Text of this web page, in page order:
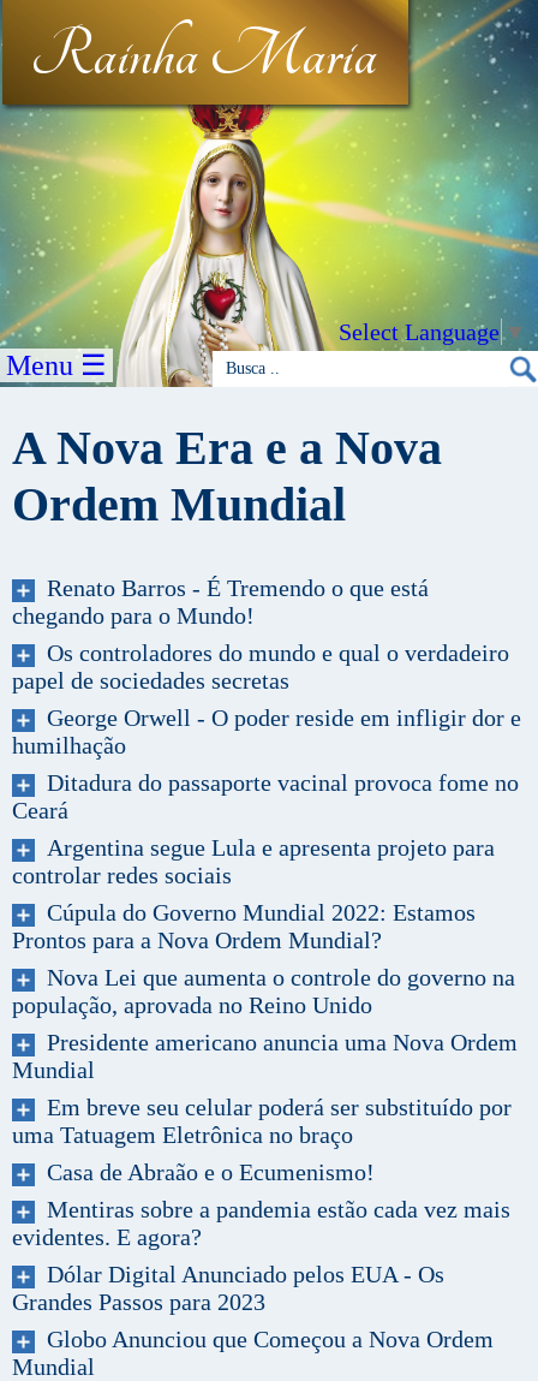
Rainha Maria
Select Language▼
Menu ☰
A Nova Era e a Nova
Ordem Mundial
Renato Barros - É Tremendo o que está
chegando para o Mundo!
Os controladores do mundo e qual o verdadeiro
papel de sociedades secretas
George Orwell - O poder reside em infligir dor e
humilhação
Ditadura do passaporte vacinal provoca fome no
Ceará
Argentina segue Lula e apresenta projeto para
controlar redes sociais
Cúpula do Governo Mundial 2022: Estamos
Prontos para a Nova Ordem Mundial?
Nova Lei que aumenta o controle do governo na
população, aprovada no Reino Unido
Presidente americano anuncia uma Nova Ordem
Mundial
Em breve seu celular poderá ser substituído por
uma Tatuagem Eletrônica no braço
Casa de Abraão e o Ecumenismo!
Mentiras sobre a pandemia estão cada vez mais
evidentes. E agora?
Dólar Digital Anunciado pelos EUA - Os
Grandes Passos para 2023
Globo Anunciou que Começou a Nova Ordem
Mundial